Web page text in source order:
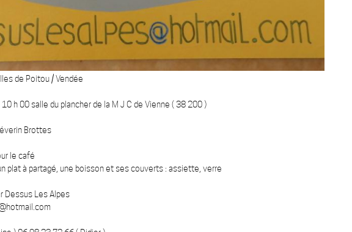
de Poitou / Vendée
h 00 salle du plancher de la M J C de Vienne ( 38 200 )
Brottes
le café
plat à partagé, une boisson et ses couverts : assiette, verre
Dessus Les Alpes